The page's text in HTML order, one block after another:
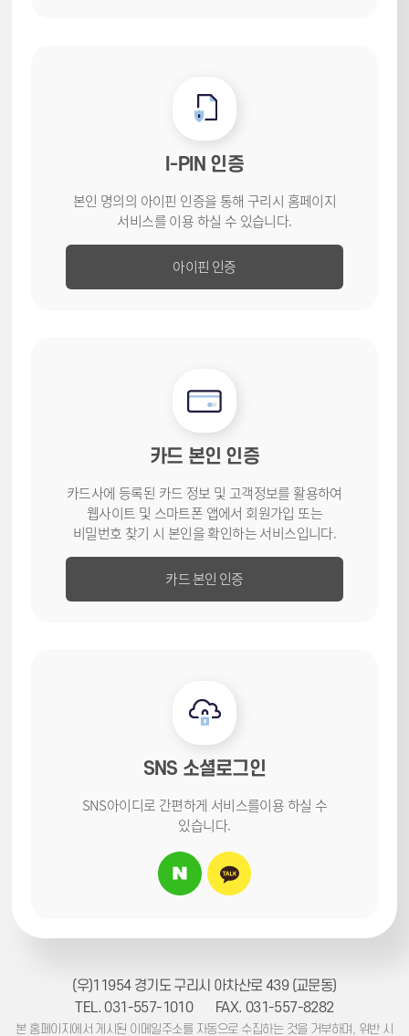
I-PIN 인증
본인 명의의 아이핀 인증을 통해 구리시 홈페이지
서비스를이용 하실 수 있습니다.
아이핀 인증
카드 본인 인증
카드사에 등록된 카드 정보 및 고객정보를 활용하여
웹사이트 및 스마트폰 앱에서 회원가입 또는
비밀번호 찾기 시 본인을 확인하는서비스입니다.
카드 본인 인증
SNS 소셜로그인
SNS아이디로 간편하게 서비스를이용 하실 수
있습니다.
(우)11954 경기도 구리시 아차산로 439 (교문동)
TEL. 031-557-1010
FAX. 031-557-8282
본 홈페이지에서 게시된 이메일주소를 자동으로 수집하는 것을 거부하며, 위반 시